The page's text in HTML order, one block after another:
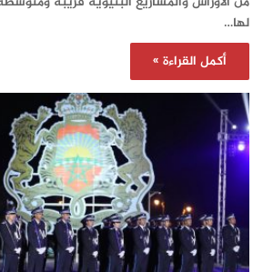
لها…
أكمل القراءة »